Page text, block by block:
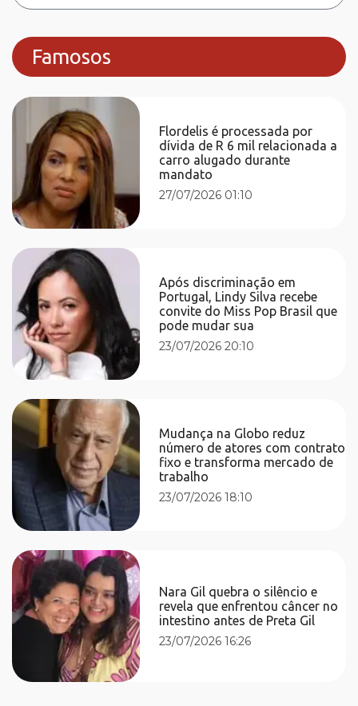
Famosos
Flordelis é processada por
dívida de R 6 mil relacionada a
carro alugado durante
mandato
27/07/2026 01:10
Após discriminação em
Portugal, Lindy Silva recebe
convite do Miss Pop Brasil que
pode mudar sua
23/07/2026 20:10
Mudança na Globo reduz
número de atores com contrato
fixo e transforma mercado de
trabalho
23/07/2026 18:10
Nara Gil quebra o silêncio e
revela que enfrentou câncer no
intestino antes de Preta Gil
23/07/2026 16:26